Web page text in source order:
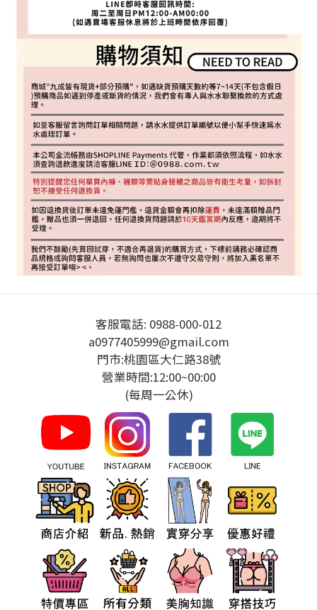
客服電話: 0988-000-012
a0977405999@gmail.com
門市:桃園區大仁路38號
營業時間:12:00~00:00
(每周一公休)